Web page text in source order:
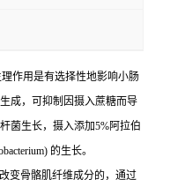
作用是有选择性地影响小肠
成，可抑制因摄入蔗糖而导
菌生长，摄入添加5%阿拉伯
的生长。
变骨骼肌纤维成分的，通过